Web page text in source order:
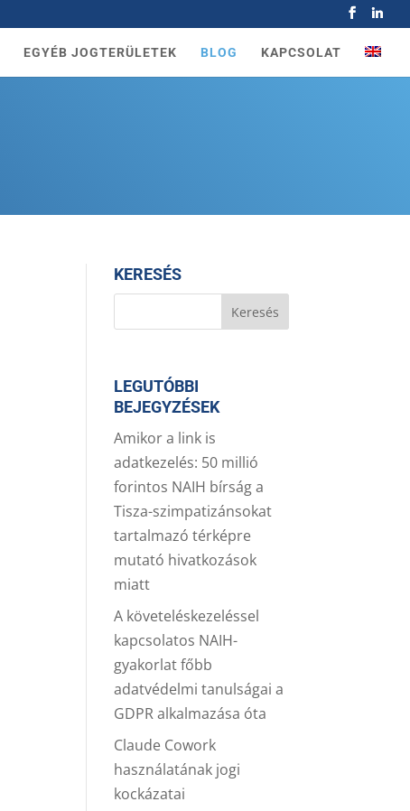
EGYÉB JOGTERÜLETEK BLOG KAPCSOLAT
KERESÉS
LEGUTÓBBI
BEJEGYZÉSEK
Amikor a link is
adatkezelés: 50 millió
forintos NAIH bírság a
Tisza-szimpatizánsokat
tartalmazó térképre
mutató hivatkozások
miatt
A követeléskezeléssel
kapcsolatos NAIH-
gyakorlat főbb
adatvédelmi tanulságai a
GDPR alkalmazása óta
Claude Cowork
használatának jogi
kockázatai